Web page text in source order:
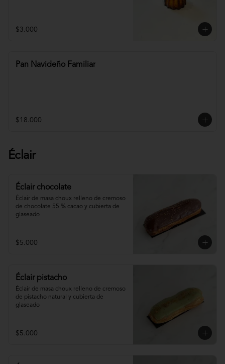
$3.000
Pan Navideño Familiar
$18.000
Éclair
Éclair chocolate
Éclair de masa choux relleno de cremoso
de chocolate 55 % cacao y cubierta de
glaseado
$5.000
Éclair pistacho
Éclair de masa choux relleno de cremoso
de pistacho natural y cubierta de
glaseado
$5.000